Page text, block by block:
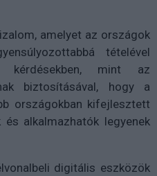
amelyet az országok
tételével
kérdésekben, mint az
biztosításával, hogy a
országokban kifejlesztett
alkalmazhatók legyenek
digitális eszközök